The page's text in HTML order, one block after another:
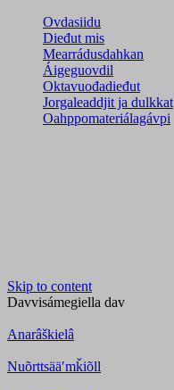
Ovdasiidu
Dieđut mis
Mearrádusdahkan
Áigeguovdil
Oktavuođadieđut
Jorgaleaddjit ja dulkkat
Oahppomateriálagávpi
Skip to content
Davvisámegiella dav
Anarâškielâ
Nuõrttsääʹmǩiõll